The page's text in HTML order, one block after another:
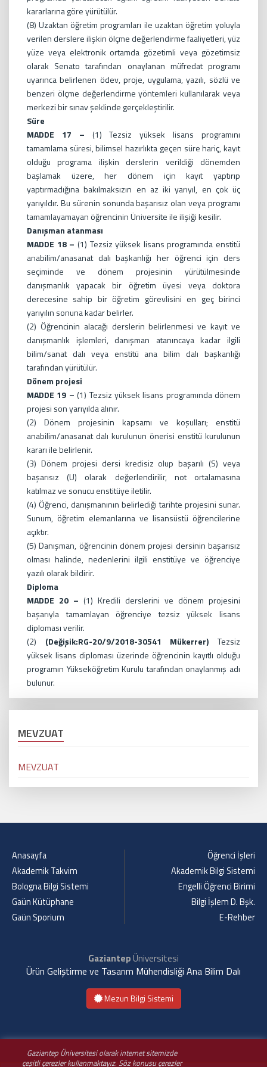
Gaziantep Üniversitesi olarak internet sitemizde
çeşitli çerezler kullanmaktayız. Söz konusu çerezler
kararlarına göre yürütülür.
(8) Uzaktan öğretim programları ile uzaktan öğretim yoluyla
verilen derslere ilişkin ölçme değerlendirme faaliyetleri, yüz
yüze veya elektronik ortamda gözetimli veya gözetimsiz
olarak Senato tarafından onaylanan müfredat programı
uyarınca belirlenen ödev, proje, uygulama, yazılı, sözlü ve
benzeri ölçme değerlendirme yöntemleri kullanılarak veya
merkezi bir sınav şeklinde gerçekleştirilir.
Süre
MADDE 17 – (1) Tezsiz yüksek lisans programını
tamamlama süresi, bilimsel hazırlıkta geçen süre hariç, kayıt
olduğu programa ilişkin derslerin verildiği dönemden
başlamak üzere, her dönem için kayıt yaptırıp
yaptırmadığına bakılmaksızın en az iki yarıyıl, en çok üç
yarıyıldır. Bu sürenin sonunda başarısız olan veya programı
tamamlayamayan öğrencinin Üniversite ile ilişiği kesilir.
Danışman atanması
MADDE 18 – (1) Tezsiz yüksek lisans programında enstitü
anabilim/anasanat dalı başkanlığı her öğrenci için ders
seçiminde ve dönem projesinin yürütülmesinde
danışmanlık yapacak bir öğretim üyesi veya doktora
derecesine sahip bir öğretim görevlisini en geç birinci
yarıyılın sonuna kadar belirler.
(2) Öğrencinin alacağı derslerin belirlenmesi ve kayıt ve
danışmanlık işlemleri, danışman atanıncaya kadar ilgili
bilim/sanat dalı veya enstitü ana bilim dalı başkanlığı
tarafından yürütülür.
Dönem projesi
MADDE 19 – (1) Tezsiz yüksek lisans programında dönem
projesi son yarıyılda alınır.
(2) Dönem projesinin kapsamı ve koşulları; enstitü
anabilim/anasanat dalı kurulunun önerisi enstitü kurulunun
kararı ile belirlenir.
(3) Dönem projesi dersi kredisiz olup başarılı (S) veya
başarısız (U) olarak değerlendirilir, not ortalamasına
katılmaz ve sonucu enstitüye iletilir.
(4) Öğrenci, danışmanının belirlediği tarihte projesini sunar.
Sunum, öğretim elemanlarına ve lisansüstü öğrencilerine
açıktır.
(5) Danışman, öğrencinin dönem projesi dersinin başarısız
olması halinde, nedenlerini ilgili enstitüye ve öğrenciye
yazılı olarak bildirir.
Diploma
MADDE 20 – (1) Kredili derslerini ve dönem projesini
başarıyla tamamlayan öğrenciye tezsiz yüksek lisans
diploması verilir.
(2) (Değişik:RG-20/9/2018-30541 Mükerrer) Tezsiz
yüksek lisans diploması üzerinde öğrencinin kayıtlı olduğu
programın Yükseköğretim Kurulu tarafından onaylanmış adı
bulunur.
MEVZUAT
MEVZUAT
Anasayfa
Akademik Takvim
Bologna Bilgi Sistemi
Gaün Kütüphane
Gaün Sporium
Öğrenci İşleri
Akademik Bilgi Sistemi
Engelli Öğrenci Birimi
Bilgi İşlem D. Bşk.
E-Rehber
GaziantepÜniversitesi
Ürün Geliştirme ve Tasarım Mühendisliği Ana Bilim Dalı
Mezun Bilgi Sistemi